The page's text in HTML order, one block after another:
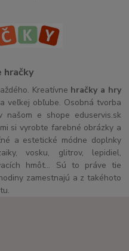
hračky
Kreatívne hračky a hry
veľkej obľube. Osobná tvorba
e shope eduservis.sk
si vyrobte farebné obrázky a
a estetické módne doplnky
vosku, glitrov, lepidiel,
hmôt... Sú to práve tie
zamestnajú a z takéhoto